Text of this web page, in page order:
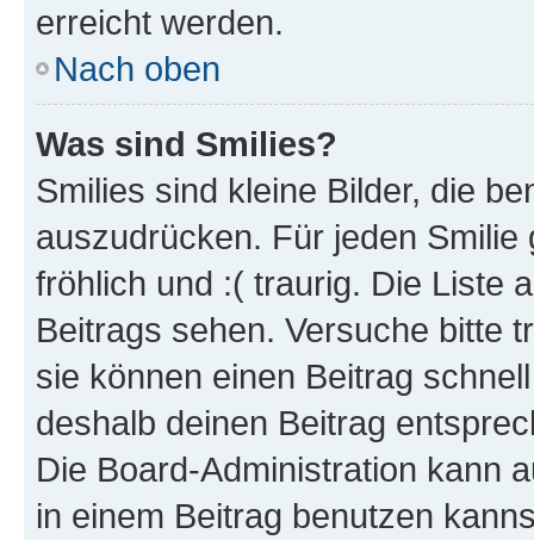
erreicht werden.
Nach oben
Was sind Smilies?
Smilies sind kleine Bilder, die
auszudrücken. Für jeden
fröhlich und :( traurig. Die Liste
Beitrags sehen. Versuche bitte
sie können einen Beitrag
deshalb deinen Beitrag
Die Board-Administration kann
in einem Beitrag benutzen